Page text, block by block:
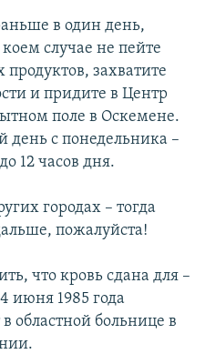
в один день,
случае не пейте
захватите
и придите в Центр
поле в Оскемене.
с понедельника –
12 часов дня.
городах – тогда
пожалуйста!
что кровь сдана для –
июня 1985 года
областной больнице в